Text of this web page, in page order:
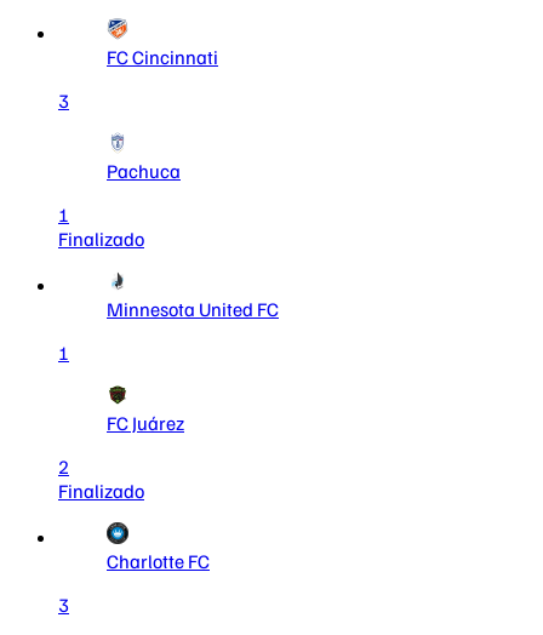
FC Cincinnati
3
Pachuca
1
Finalizado
Minnesota United FC
1
FC Juárez
2
Finalizado
Charlotte FC
3